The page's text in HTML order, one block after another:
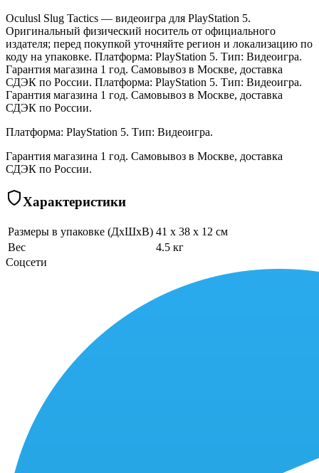
Oculusl Slug Tactics — видеоигра для PlayStation 5.
Оригинальный физический носитель от официального
издателя; перед покупкой уточняйте регион и локализацию по
коду на упаковке. Платформа: PlayStation 5. Тип: Видеоигра.
Гарантия магазина 1 год. Самовывоз в Москве, доставка
СДЭК по России. Платформа: PlayStation 5. Тип: Видеоигра.
Гарантия магазина 1 год. Самовывоз в Москве, доставка
СДЭК по России.
Платформа: PlayStation 5. Тип: Видеоигра.
Гарантия магазина 1 год. Самовывоз в Москве, доставка
СДЭК по России.
Характеристики
Размеры в упаковке (ДхШхВ) 41 x 38 x 12 см
Вес
4.5 кг
Соцсети